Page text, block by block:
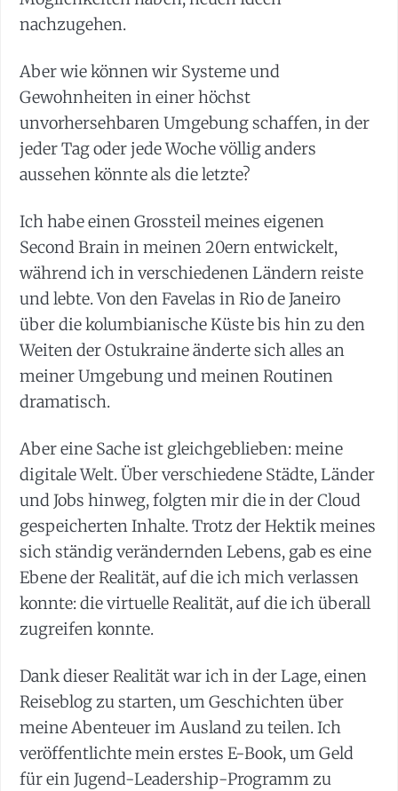
nachzugehen.
Aber wie können wir Systeme und
Gewohnheiten in einer höchst
unvorhersehbaren Umgebung schaffen, in der
jeder Tag oder jede Woche völlig anders
aussehen könnte als die letzte?
Ich habe einen Grossteil meines eigenen
Second Brain in meinen 20ern entwickelt,
während ich in verschiedenen Ländern reiste
und lebte. Von den Favelas in Rio de Janeiro
über die kolumbianische Küste bis hin zu den
Weiten der Ostukraine änderte sich alles an
meiner Umgebung und meinen Routinen
dramatisch.
Aber eine Sache ist gleichgeblieben: meine
digitale Welt. Über verschiedene Städte, Länder
und Jobs hinweg, folgten mir die in der Cloud
gespeicherten Inhalte. Trotz der Hektik meines
sich ständig verändernden Lebens, gab es eine
Ebene der Realität, auf die ich mich verlassen
konnte: die virtuelle Realität, auf die ich überall
zugreifen konnte.
Dank dieser Realität war ich in der Lage, einen
Reiseblog zu starten, um Geschichten über
meine Abenteuer im Ausland zu teilen. Ich
veröffentlichte mein erstes E-Book, um Geld
für ein Jugend-Leadership-Programm zu